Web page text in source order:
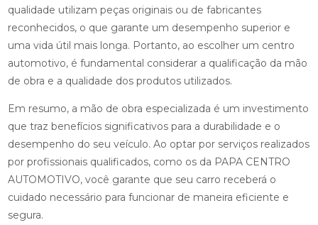
qualidade utilizam peças originais ou de fabricantes
reconhecidos, o que garante um desempenho superior e
uma vida útil mais longa. Portanto, ao escolher um centro
automotivo, é fundamental considerar a qualificação da mão
de obra e a qualidade dos produtos utilizados.
Em resumo, a mão de obra especializada é um investimento
que traz benefícios significativos para a durabilidade e o
desempenho do seu veículo. Ao optar por serviços realizados
por profissionais qualificados, como os da PAPA CENTRO
AUTOMOTIVO, você garante que seu carro receberá o
cuidado necessário para funcionar de maneira eficiente e
segura.